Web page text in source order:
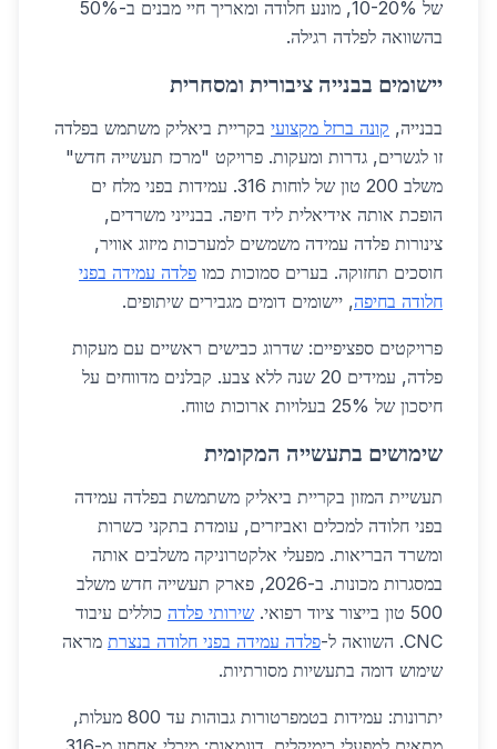
של 10-20%, מונע חלודה ומאריך חיי מבנים ב-50%
בהשוואה לפלדה רגילה.
יישומים בבנייה ציבורית ומסחרית
בבנייה, קונה ברזל מקצועי בקריית ביאליק משתמש בפלדה
זו לגשרים, גדרות ומעקות. פרויקט "מרכז תעשייה חדש"
משלב 200 טון של לוחות 316. עמידות בפני מלח ים
הופכת אותה אידיאלית ליד חיפה. בבנייני משרדים,
צינורות פלדה עמידה משמשים למערכות מיזוג אוויר,
חוסכים תחזוקה. בערים סמוכות כמו פלדה עמידה בפני
חלודה בחיפה, יישומים דומים מגבירים שיתופים.
פרויקטים ספציפיים: שדרוג כבישים ראשיים עם מעקות
פלדה, עמידים 20 שנה ללא צבע. קבלנים מדווחים על
חיסכון של 25% בעלויות ארוכות טווח.
שימושים בתעשייה המקומית
תעשיית המזון בקריית ביאליק משתמשת בפלדה עמידה
בפני חלודה למכלים ואביזרים, עומדת בתקני כשרות
ומשרד הבריאות. מפעלי אלקטרוניקה משלבים אותה
במסגרות מכונות. ב-2026, פארק תעשייה חדש משלב
500 טון בייצור ציוד רפואי.
שירותי פלדה כוללים עיבוד
CNC. השוואה ל-
פלדה עמידה בפני חלודה בנצרת מראה
שימוש דומה בתעשיות מסורתיות.
יתרונות: עמידות בטמפרטורות גבוהות עד 800 מעלות,